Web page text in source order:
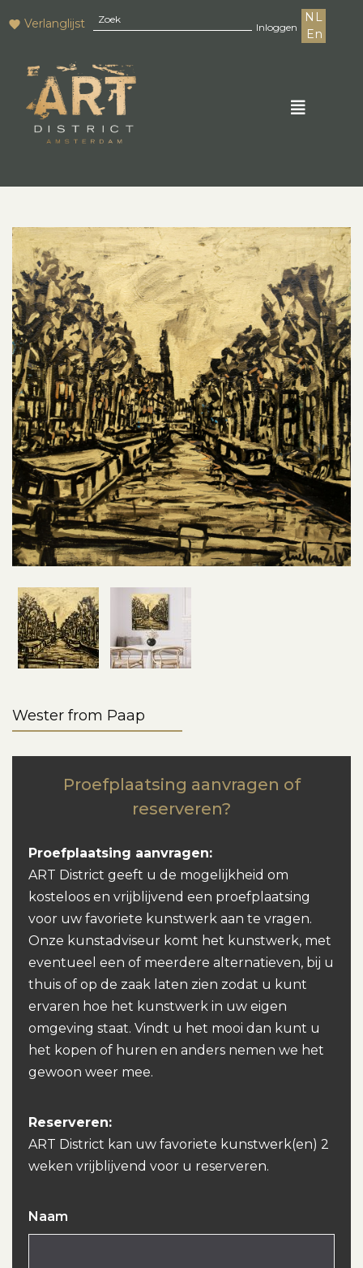
Verlanglijst Inloggen
NL
En
Wester from Paap
Proefplaatsing aanvragen of
reserveren?
Proefplaatsing aanvragen:
ART District geeft u de mogelijkheid om
kosteloos en vrijblijvend een proefplaatsing
voor uw favoriete kunstwerk aan te vragen.
Onze kunstadviseur komt het kunstwerk, met
eventueel een of meerdere alternatieven, bij u
thuis of op de zaak laten zien zodat u kunt
ervaren hoe het kunstwerk in uw eigen
omgeving staat. Vindt u het mooi dan kunt u
het kopen of huren en anders nemen we het
gewoon weer mee.
Reserveren:
ART District kan uw favoriete kunstwerk(en) 2
weken vrijblijvend voor u reserveren.
Naam